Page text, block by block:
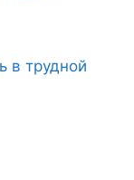
в трудной